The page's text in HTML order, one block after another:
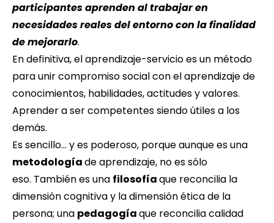
participantes aprenden al trabajar en
necesidades reales del entorno con la finalidad
de mejorarlo.
En definitiva, el aprendizaje-servicio es un método
para unir compromiso social con el aprendizaje de
conocimientos, habilidades, actitudes y valores.
Aprender a ser competentes siendo útiles a los
demás.
Es sencillo… y es poderoso, porque aunque es una
metodologíade aprendizaje, no es sólo
eso. También es una filosofíaque reconcilia la
dimensión cognitiva y la dimensión ética de la
persona; una pedagogíaque reconcilia calidad